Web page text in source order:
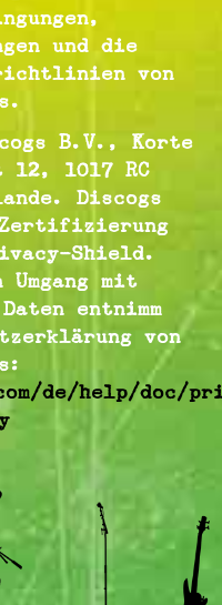
und die
von
B.V., Korte
12, 1017 RC
Discogs
Shield.
mit
entnimm
von
de/help/doc/